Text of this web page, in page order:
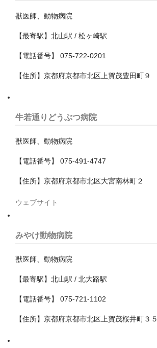
勝浦市
匝瑳市
千葉市
稲毛区
緑区
美浜区
花見川区
若葉区
獣医師、動物病院
【最寄駅】北山駅 / 松ヶ崎駅
【電話番号】 075-722-0201
【住所】京都府京都市北区上賀茂豊田町９
牛若通りどうぶつ病院
獣医師、動物病院
【電話番号】 075-491-4747
【住所】京都府京都市北区大宮南林町２
ウェブサイト
みやけ動物病院
獣医師、動物病院
【最寄駅】北山駅 / 北大路駅
【電話番号】 075-721-1102
【住所】京都府京都市北区上賀茂桜井町３５